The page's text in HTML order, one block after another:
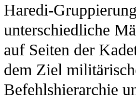
Haredi-
unterschiedliche
auf Seiten der
dem Ziel
Befehlshierarchie